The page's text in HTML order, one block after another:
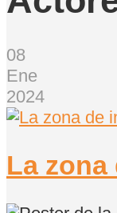
08
Ene
2024
La zona